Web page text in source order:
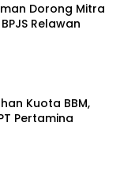
Dorong Mitra
Relawan
Kuota BBM,
Pertamina